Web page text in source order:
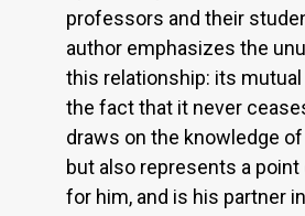
professors and their
author emphasizes the
this relationship: its
the fact that it never
draws on the knowledge
but also represents a
for him, and is his partner